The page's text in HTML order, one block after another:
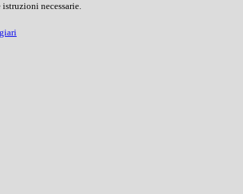
necessarie.